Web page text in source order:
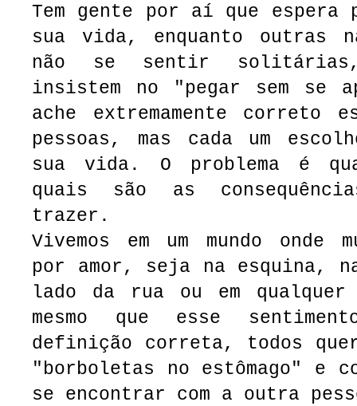
Tem gente por aí que espera
sua vida, enquanto outras
não se sentir
insistem no "pegar sem se
ache extremamente correto
pessoas, mas cada um
sua vida. O problema é
quais são as
trazer.
Vivemos em um mundo onde
por amor, seja na esquina,
lado da rua ou em
mesmo que esse
definição correta, todos
"borboletas no estômago" e
se encontrar com a outra